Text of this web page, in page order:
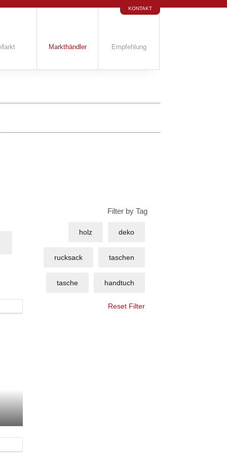
KONTAKT
Markthändler Empfehlung
Filter by Tag
holz deko
rucksack taschen
tasche handtuch
Reset Filter